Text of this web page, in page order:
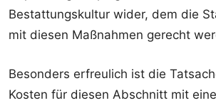
Bestattungskultur wider, dem die
mit diesen Maßnahmen gerecht
Besonders erfreulich ist die
Kosten für diesen Abschnitt mit